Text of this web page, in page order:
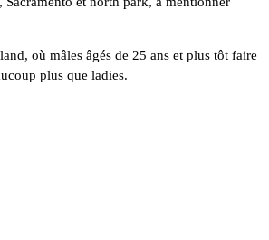
où mâles âgés de 25 ans et plus tôt faire
plus que ladies.